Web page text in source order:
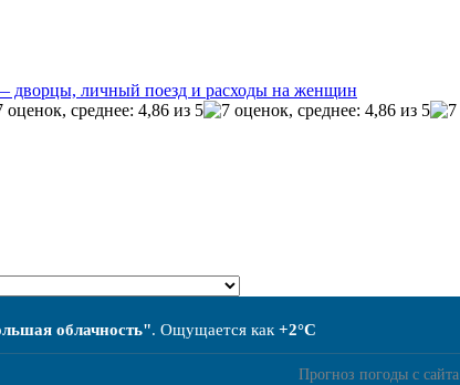
личный поезд и расходы на женщин
облачность". Ощущается как+2°C
Прогноз погоды с сайта